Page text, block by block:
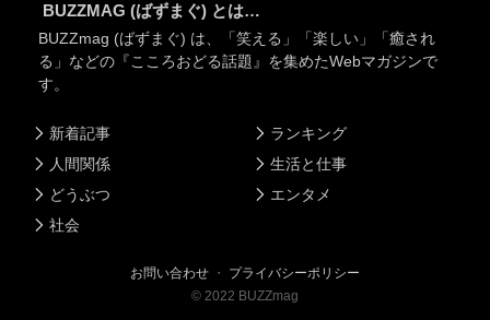
BUZZMAG (ばずまぐ) とは…
BUZZmag (ばずまぐ) は、「笑える」「楽しい」「癒され
る」などの『こころおどる話題』を集めたWebマガジンで
す。
新着記事
人間関係
どうぶつ
社会
ランキング
生活と仕事
エンタメ
お問い合わせ ・ プライバシーポリシー
© 2022 BUZZmag